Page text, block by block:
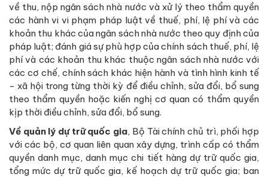
về thu, nộp ngân sách nhà nước và xử lý theo thẩm quyền
các hành vi vi phạm pháp luật về thuế, phí, lệ phí và các
khoản thu khác của ngân sách nhà nước theo quy định của
pháp luật; đánh giá sự phù hợp của chính sách thuế, phí, lệ
phí và các khoản thu khác thuộc ngân sách nhà nước với
các cơ chế, chính sách khác hiện hành và tình hình kinh tế
- xã hội trong từng thời kỳ để điều chỉnh, sửa đổi, bổ sung
theo thẩm quyền hoặc kiến nghị cơ quan có thẩm quyền
kịp thời điều chỉnh, sửa đổi, bổ sung.
Về quản lý dự trữ quốc gia, Bộ Tài chính chủ trì, phối hợp
với các bộ, cơ quan liên quan xây dựng, trình cấp có thẩm
quyền danh mục, danh mục chi tiết hàng dự trữ quốc gia,
tổng mức dự trữ quốc gia, kế hoạch dự trữ quốc gia; ban